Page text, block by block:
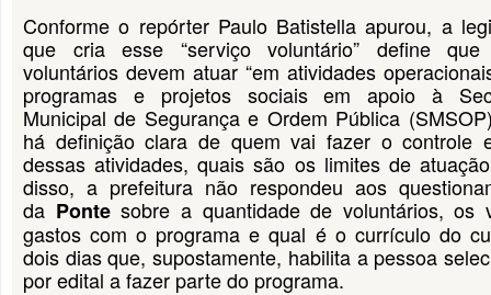
Conforme o repórter Paulo Batistella apurou, a
que cria esse “serviço voluntário” define que
voluntários devem atuar “em atividades
programas e projetos sociais em apoio à
Municipal de Segurança e Ordem Pública
há definição clara de quem vai fazer o controle
dessas atividades, quais são os limites de
disso, a prefeitura não respondeu aos
da Pontesobre a quantidade de voluntários, os
gastos com o programa e qual é o currículo do
dois dias que, supostamente, habilita a pessoa
por edital a fazer parte do programa.